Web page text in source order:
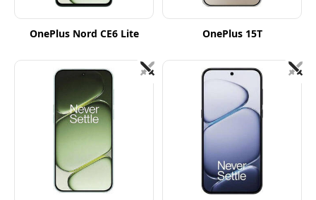
OnePlus Nord CE6 Lite OnePlus 15T